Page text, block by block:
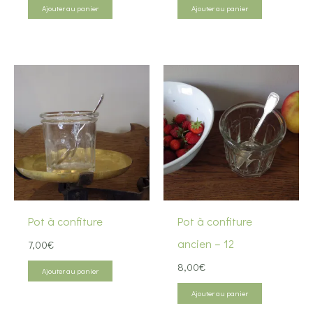
Ajouter au panier Ajouter au panier
Pot à confiture
7,00€
Ajouter au panier
Pot à confiture
ancien – 12
8,00€
Ajouter au panier